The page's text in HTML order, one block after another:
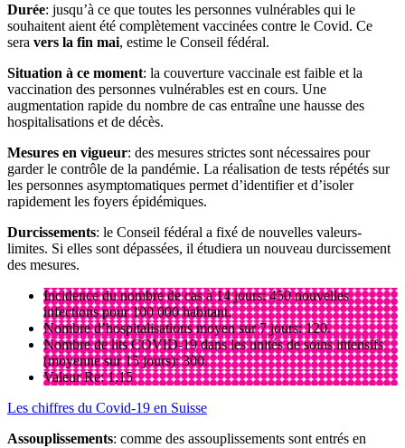
Durée: jusqu’à ce que toutes les personnes vulnérables qui le
souhaitent aient été complètement vaccinées contre le Covid. Ce
sera vers la fin mai, estime le Conseil fédéral.
Situation à ce moment: la couverture vaccinale est faible et la
vaccination des personnes vulnérables est en cours. Une
augmentation rapide du nombre de cas entraîne une hausse des
hospitalisations et de décès.
Mesures en vigueur: des mesures strictes sont nécessaires pour
garder le contrôle de la pandémie. La réalisation de tests répétés sur
les personnes asymptomatiques permet d’identifier et d’isoler
rapidement les foyers épidémiques.
Durcissements: le Conseil fédéral a fixé de nouvelles valeurs-
limites. Si elles sont dépassées, il étudiera un nouveau durcissement
des mesures.
Incidence du nombre de cas à 14 jours: 450 nouvelles
infections pour 100 000 habitant.
Nombre d’hospitalisations moyen sur 7 jours: 120.
Nombre de lits COVID-19 dans les unités de soins intensifs
(moyenne sur 15 jours): 300.
Valeur Re: 1,15
Les chiffres du Covid-19 en Suisse
Assouplissements: comme des assouplissements sont entrés en